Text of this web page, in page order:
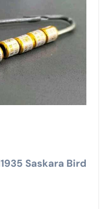
Saskara Bird